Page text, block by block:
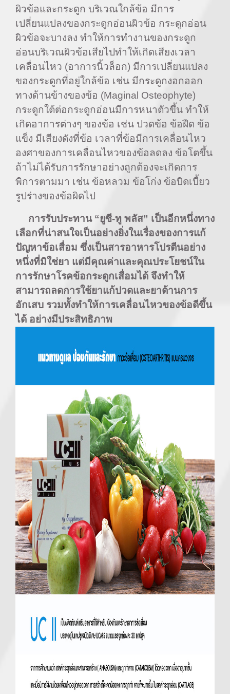
ผิวข้อและกระดูก บริเวณใกล้ข้อ มีการ
เปลี่ยนแปลงของกระดูกอ่อนผิวข้อ กระดูกอ่อน
ผิวข้อจะบางลง ทำให้การทำงานของกระดูก
อ่อนบริเวณผิวข้อเสียไปทำให้เกิดเสียงเวลา
เคลื่อนไหว (อาการนิ้วล็อก) มีการเปลี่ยนแปลง
ของกระดูกที่อยู่ใกล้ข้อ เช่น มีกระดูกงอกออก
ทางด้านข้างของข้อ (Maginal Osteophyte)
กระดูกใต้ต่อกระดูกอ่อนมีการหนาตัวขึ้น ทำให้
เกิดอาการต่างๆ ของข้อ เช่น ปวดข้อ ข้อฝืด ข้อ
แข็ง มีเสียงดังที่ข้อ เวลาที่ข้อมีการเคลื่อนไหว
องศาของการเคลื่อนไหวของข้อลดลง ข้อโตขึ้น
ถ้าไม่ได้รับการรักษาอย่างถูกต้องจะเกิดการ
พิการตามมา เช่น ข้อหลวม ข้อโก่ง ข้อบิดเบี้ยว
รูปร่างของข้อผิดไป
การรับประทาน “ยูซี-ทู พลัส” เป็นอีกหนึ่งทาง
เลือกที่น่าสนใจเป็นอย่างยิ่งในเรื่องของการแก้
ปัญหาข้อเสื่อม ซึ่งเป็นสารอาหารโปรตีนอย่าง
หนึ่งที่มิใช่ยา แต่มีคุณค่าและคุณประโยชน์ใน
การรักษาโรคข้อกระดูกเสื่อมได้ จึงทำให้
สามารถลดการใช้ยาแก้ปวดและยาต้านการ
อักเสบ รวมทั้งทำให้การเคลื่อนไหวของข้อดีขึ้น
ได้ อย่างมีประสิทธิภาพ